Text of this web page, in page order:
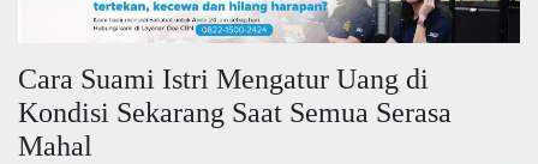
Cara Suami Istri Mengatur Uang di
Kondisi Sekarang Saat Semua Serasa
Mahal